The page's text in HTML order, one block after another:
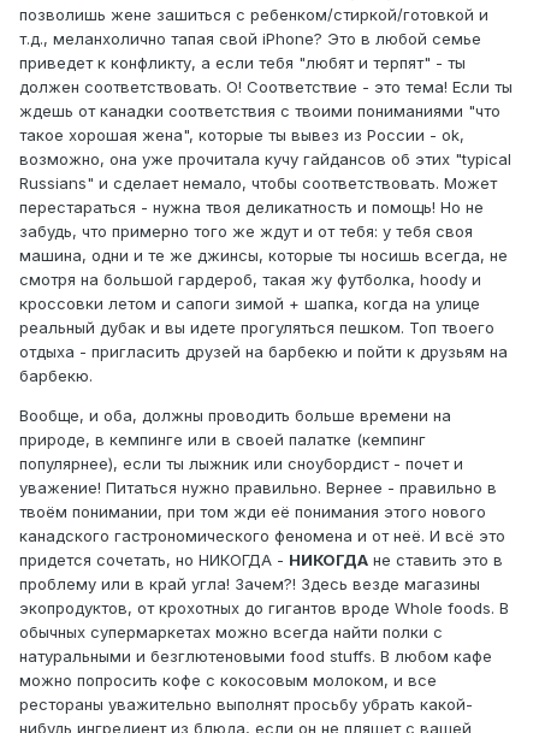
позволишь жене зашиться с ребенком/стиркой/готовкой и
т.д., меланхолично тапая свой iPhone? Это в любой семье
приведет к конфликту, а если тебя "любят и терпят" - ты
должен соответствовать. О! Соответствие - это тема! Если ты
ждешь от канадки соответствия с твоими пониманиями "что
такое хорошая жена", которые ты вывез из России - ok,
возможно, она уже прочитала кучу гайдансов об этих "typical
Russians" и сделает немало, чтобы соответствовать. Может
перестараться - нужна твоя деликатность и помощь! Но не
забудь, что примерно того же ждут и от тебя: у тебя своя
машина, одни и те же джинсы, которые ты носишь всегда, не
смотря на большой гардероб, такая жу футболка, hoody и
кроссовки летом и сапоги зимой + шапка, когда на улице
реальный дубак и вы идете прогуляться пешком. Топ твоего
отдыха - пригласить друзей на барбекю и пойти к друзьям на
барбекю.
Вообще, и оба, должны проводить больше времени на
природе, в кемпинге или в своей палатке (кемпинг
популярнее), если ты лыжник или сноубордист - почет и
уважение! Питаться нужно правильно. Вернее - правильно в
твоём понимании, при том жди её понимания этого нового
канадского гастрономического феномена и от неё. И всё это
придется сочетать, но НИКОГДА - НИКОГДА не ставить это в
проблему или в край угла! Зачем?! Здесь везде магазины
экопродуктов, от крохотных до гигантов вроде Whole foods. В
обычных супермаркетах можно всегда найти полки с
натуральными и безглютеновыми food stuffs. В любом кафе
можно попросить кофе с кокосовым молоком, и все
рестораны уважительно выполнят просьбу убрать какой-
нибудь ингредиент из блюда, если он не пляшет с вашей